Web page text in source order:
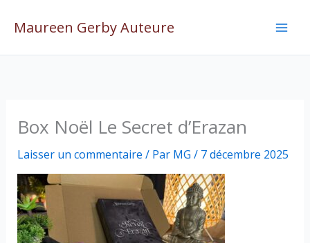
Maureen Gerby Auteure
Box Noël Le Secret d’Erazan
Laisser un commentaire / Par MG / 7 décembre 2025